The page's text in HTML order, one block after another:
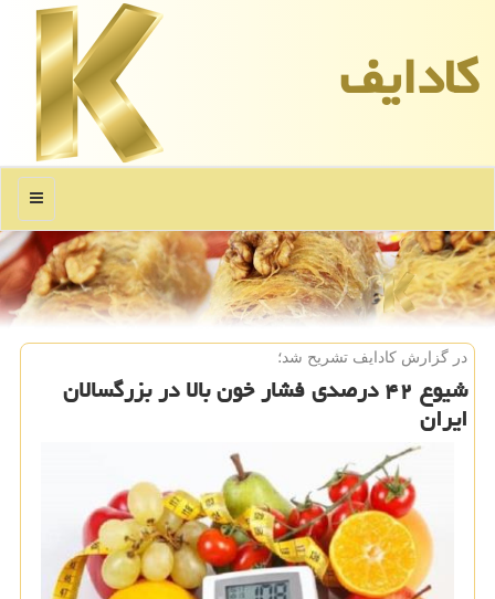
كادایف
منو
در گزارش كادایف تشریح شد؛
شیوع ۴۲ درصدی فشار خون بالا در بزرگسالان
ایران